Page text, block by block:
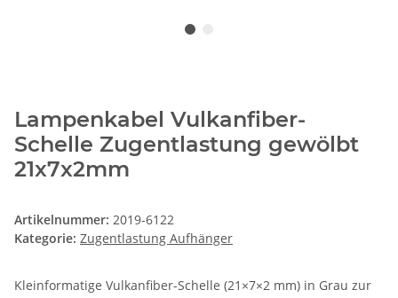
Lampenkabel Vulkanfiber-
Schelle Zugentlastung gewölbt
21x7x2mm
Artikelnummer: 2019-6122
Kategorie: Zugentlastung Aufhänger
Kleinformatige Vulkanfiber-Schelle (21×7×2 mm) in Grau zur